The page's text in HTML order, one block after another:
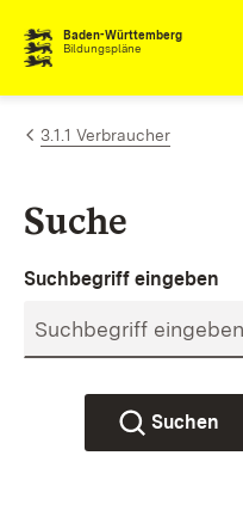
Zum Inhalt springen
Baden-Württemberg
Bildungspläne
3.1.1 Verbraucher
Suche
Suchbegriff eingeben
Suchen